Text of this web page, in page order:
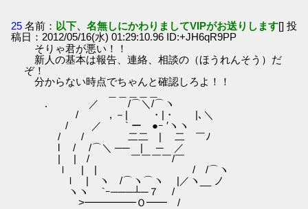
25 名前： 以下、名無しにかわりましてVIPがお送りします[] 投
稿日：2012/05/16(水) 01:29:10.96 ID:+JH6qR9PP
そりゃ君が悪い！！
新人の基本は報告、連絡、相談の（ほうれんそう）だ
ぞ！
分からない時点でちゃんと確認しろよ！！
. ／ /⌒＼/⌒ヽ
/ , －| ・|・ |､＼
/ ／ ` ー ●ｰ ′ヽヽ
/ / 二二 | 二 ￣ﾉ
l / /⌒＼ ── | ─ ／
| | / ￣￣￣￣/￣
ｌ | | / /⌒ヽ
ｌ | ヽ /⌒ヽ⌒ヽ |／ヽ__ ノ
ヽヽ `ｰ───┴─７ /
>━━━━━Ｏ━━ /